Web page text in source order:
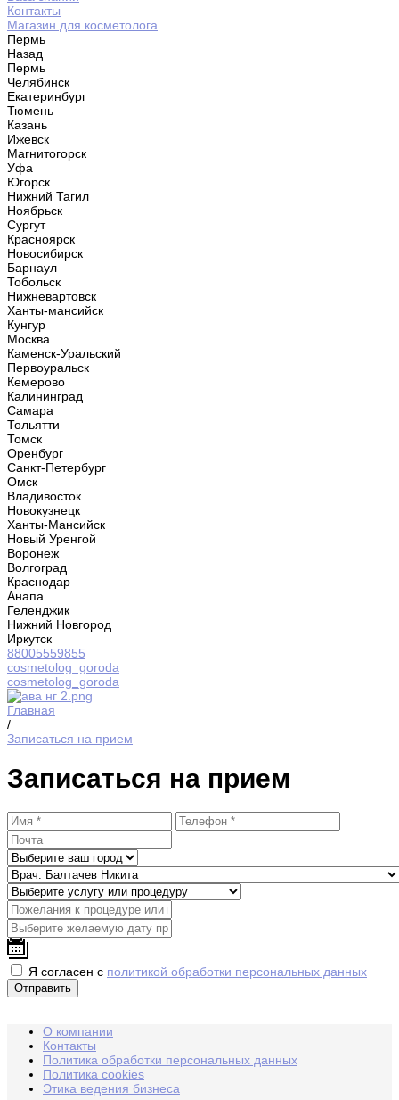
Контакты
Магазин для косметолога
Пермь
Назад
Пермь
Челябинск
Екатеринбург
Тюмень
Казань
Ижевск
Магнитогорск
Уфа
Югорск
Нижний Тагил
Ноябрьск
Сургут
Красноярск
Новосибирск
Барнаул
Тобольск
Нижневартовск
Ханты-мансийск
Кунгур
Москва
Каменск-Уральский
Первоуральск
Кемерово
Калининград
Самара
Тольятти
Томск
Оренбург
Санкт-Петербург
Омск
Владивосток
Новокузнецк
Ханты-Мансийск
Новый Уренгой
Воронеж
Волгоград
Краснодар
Анапа
Геленджик
Нижний Новгород
Иркутск
88005559855
cosmetolog_goroda
cosmetolog_goroda
Главная
/
Записаться на прием
Записаться на прием
Я согласен с политикой обработки персональных данных
О компании
Контакты
Политика обработки персональных данных
Политика cookies
Этика ведения бизнеса